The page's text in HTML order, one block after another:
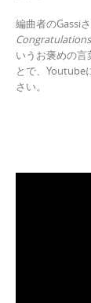
編曲者のGassiさ
いうお褒めの言
とで、Youtube
さい。